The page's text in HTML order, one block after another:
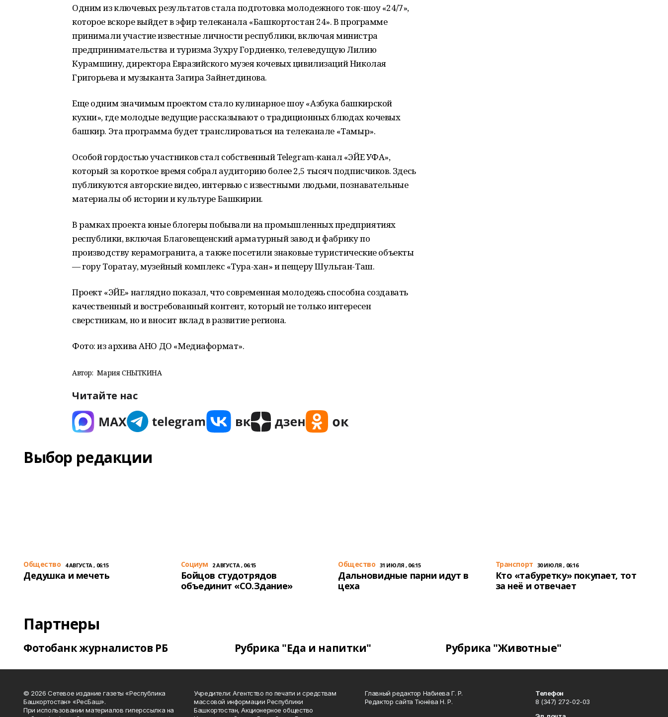
Одним из ключевых результатов стала подготовка молодежного ток-шоу «24/7»,
которое вскоре выйдет в эфир телеканала «Башкортостан 24». В программе
принимали участие известные личности республики, включая министра
предпринимательства и туризма Зухру Гордиенко, телеведущую Лилию
Курамшину, директора Евразийского музея кочевых цивилизаций Николая
Григорьева и музыканта Загира Зайнетдинова.
Еще одним значимым проектом стало кулинарное шоу «Азбука башкирской
кухни», где молодые ведущие рассказывают о традиционных блюдах кочевых
башкир. Эта программа будет транслироваться на телеканале «Тамыр».
Особой гордостью участников стал собственный Telegram-канал «ЭЙЕ УФА»,
который за короткое время собрал аудиторию более 2,5 тысяч подписчиков. Здесь
публикуются авторские видео, интервью с известными людьми, познавательные
материалы об истории и культуре Башкирии.
В рамках проекта юные блогеры побывали на промышленных предприятиях
республики, включая Благовещенский арматурный завод и фабрику по
производству керамогранита, а также посетили знаковые туристические объекты
— гору Торатау, музейный комплекс «Тура-хан» и пещеру Шульган-Таш.
Проект «ЭЙЕ» наглядно показал, что современная молодежь способна создавать
качественный и востребованный контент, который не только интересен
сверстникам, но и вносит вклад в развитие региона.
Фото: из архива АНО ДО «Медиаформат».
Автор: Мария СНЫТКИНА
Читайте нас
Выбор редакции
Общество 4 АВГУСТА , 06:15
Дедушка и мечеть
Cоциум 2 АВГУСТА , 06:15
Бойцов студотрядов
объединит «СО.Здание»
Общество 31 ИЮЛЯ , 06:15
Дальновидные парни идут в
цеха
Транспорт 30 ИЮЛЯ , 06:16
Кто «табуретку» покупает, тот
за неё и отвечает
Партнеры
Фотобанк журналистов РБ Рубрика "Еда и напитки" Рубрика "Животные"
© 2026 Сетевое издание газеты «Республика
Башкортостан» «РесБаш».
При использовании материалов гиперссылка на
Учредители: Агентство по печати и средствам
массовой информации Республики
Башкортостан, Акционерное общество
Главный редактор Набиева Г. Р.
Редактор сайта Тюнёва Н. Р.
Телефон
8 (347) 272-02-03